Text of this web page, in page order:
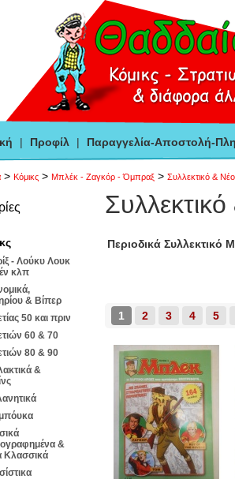
| Προφίλ | Παραγγελία-Αποστολή-
> Κόμικς > Μπλέκ - Ζαγκόρ - Όμπραξ > Συλλεκτικό &
Περιοδικά Συλλεκτικό
1 2 3 4 5
- Λούκυ Λουκ
κλπ
& Βίπερ
50 και πριν
60 & 70
80 & 90
&
&
Κλασσικά